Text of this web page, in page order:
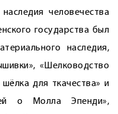
человечества
государства был
наследия,
«Шелководство
для ткачества» и
о Молла Эпенди»,